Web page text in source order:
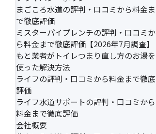
まごころ水道の評判・口コミから料金ま
で徹底評価
ミスターパイプレンチの評判・口コミか
ら料金まで徹底評価【2026年7月調査】
もと業者がトイレつまり直し方のお湯を
使った解決方法
ライフの評判・口コミから料金まで徹底
評価
ライフ水道サポートの評判・口コミから
料金まで徹底評価
会社概要